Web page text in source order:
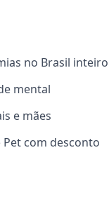
no Brasil inteiro
mental
e mães
Pet com desconto